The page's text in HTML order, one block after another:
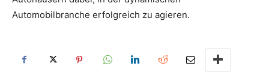
Automobilbranche erfolgreich zu agieren.